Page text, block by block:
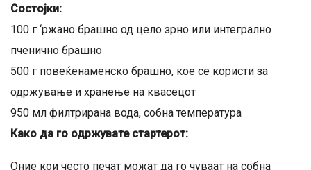
Состојки:
100 г ‘ржано брашно од цело зрно или интегрално
пченично брашно
500 г повеќенаменско брашно, кое се користи за
одржување и хранење на квасецот
950 мл филтрирана вода, собна температура
Како да го одржувате стартерот:
Оние кои често печат можат да го чуваат на собна